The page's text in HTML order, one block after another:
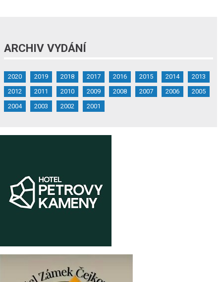
ARCHIV VYDÁNÍ
2020 2019 2018 2017 2016 2015 2014
2013
2012
2011 2010 2009 2008 2007 2006
2005
2004
2003 2002 2001